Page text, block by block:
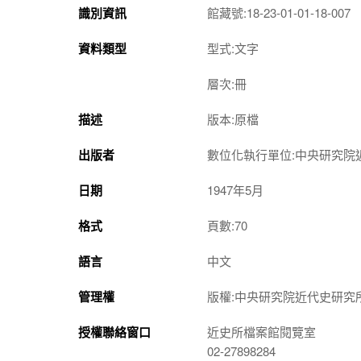
識別資訊 館藏號:18-23-01-01-18-007
資料類型 型式:文字
層次:冊
描述 版本:原檔
出版者 數位化執行單位:中央研究院
日期 1947年5月
格式 頁數:70
語言 中文
管理權 版權:中央研究院近代史研究
授權聯絡窗口
近史所檔案館閱覽室
02-27898284